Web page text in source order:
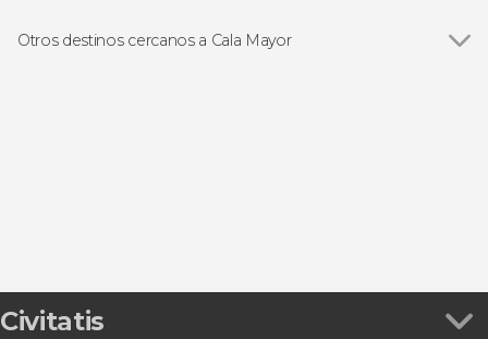
Otros destinos cercanos a Cala Mayor
Civitatis